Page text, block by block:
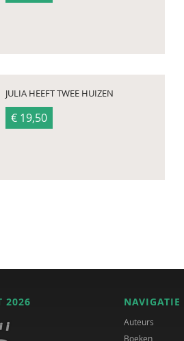
JULIA HEEFT TWEE HUIZEN
€ 19,50
2026 NAVIGATIE
Auteurs
Boeken